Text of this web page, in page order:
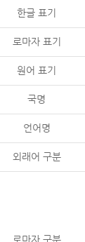
한글 표기
로마자 표기
원어 표기
국명
언어명
외래어 구분
로마자 구분